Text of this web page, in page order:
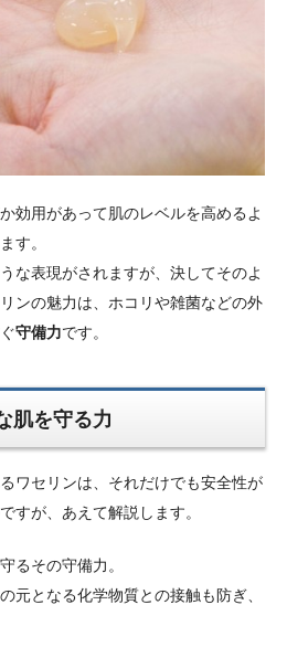
効用があって肌のレベルを高めるよ
す。
な表現がされますが、決してそのよ
ンの魅力は、ホコリや雑菌などの外
守備力です。
肌を守る力
ワセリンは、それだけでも安全性が
すが、あえて解説します。
るその守備力。
元となる化学物質との接触も防ぎ、